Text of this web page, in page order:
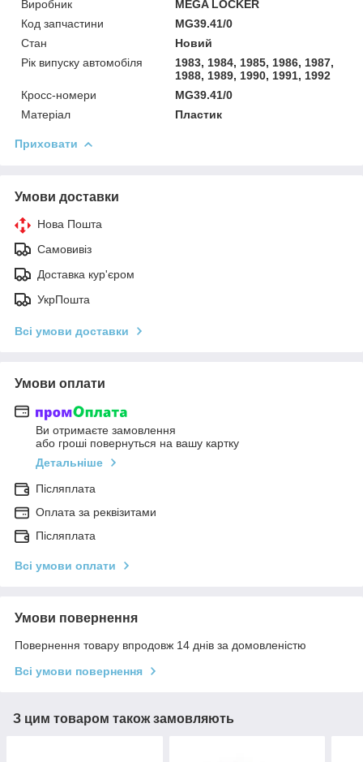
Виробник
MEGA LOCKER
Код запчастини
MG39.41/0
Стан
Новий
Рік випуску автомобіля
1983, 1984, 1985, 1986, 1987,
1988, 1989, 1990, 1991, 1992
Кросс-номери
MG39.41/0
Матеріал
Пластик
Приховати
Умови доставки
Нова Пошта
Самовивіз
Доставка кур'єром
УкрПошта
Всі умови доставки
Умови оплати
Ви отримаєте замовлення
або гроші повернуться на вашу картку
Детальніше
Післяплата
Оплата за реквізитами
Післяплата
Всі умови оплати
Умови повернення
Повернення товару впродовж 14 днів за домовленістю
Всі умови повернення
З цим товаром також замовляють